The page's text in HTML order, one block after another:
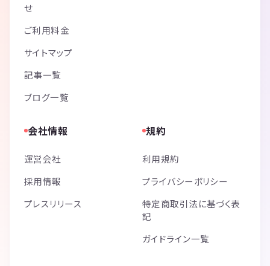
せ
ご利用料金
サイトマップ
記事一覧
ブログ一覧
会社情報
運営会社
採用情報
プレスリリース
規約
利用規約
プライバシーポリシー
特定商取引法に基づく表
記
ガイドライン一覧